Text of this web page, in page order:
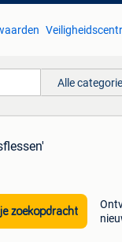
Alle
zoekopdracht